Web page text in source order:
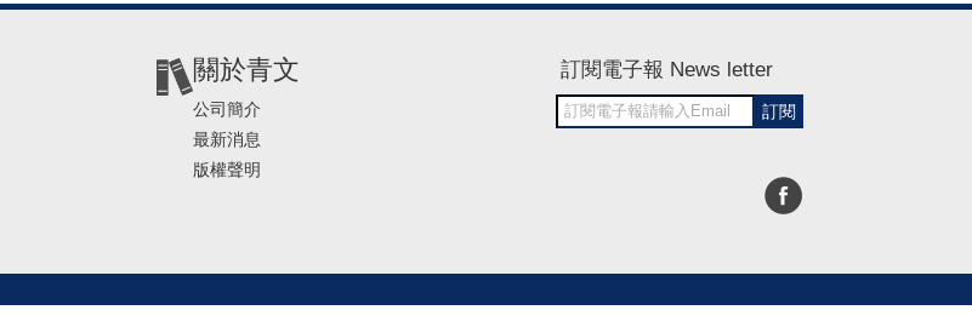
關於青文
公司簡介
最新消息
版權聲明
訂閱電子報 News letter
訂閱